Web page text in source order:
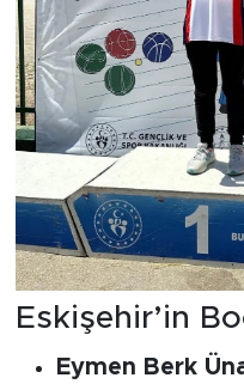
Eskişehir’in
Eymen Berk